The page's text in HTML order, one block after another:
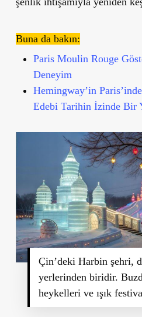
Buna da bakın:
Paris Moulin Rouge
Deneyim
Hemingway’in
Edebi Tarihin İzinde Bir
Çin’deki Harbin şehri,
yerlerinden biridir.
heykelleri ve ışık